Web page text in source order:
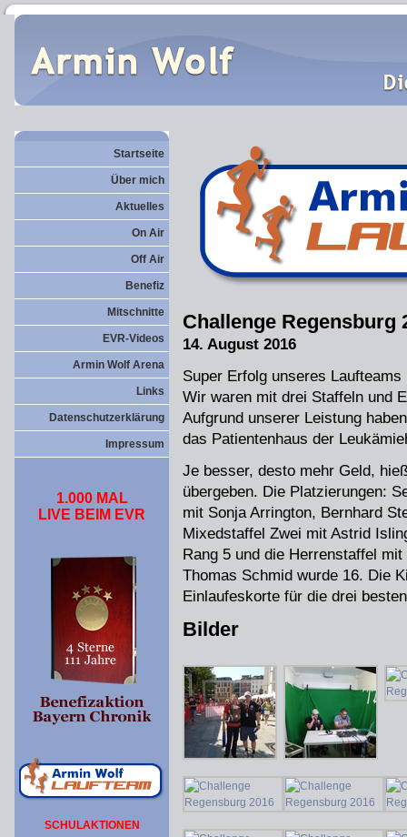
Startseite
Über mich
Aktuelles
On Air
Off Air
Benefiz
Mitschnitte
EVR-Videos
Armin Wolf Arena
Links
Datenschutzerklärung
Impressum
1.000 MAL
LIVE BEIM EVR
SCHULAKTIONEN
Challenge Regensburg
14. August 2016
Super Erfolg unseres
Wir waren mit drei Staffeln und
Aufgrund unserer Leistung
das Patientenhaus der
Je besser, desto mehr Geld,
übergeben. Die Platzierungen:
mit Sonja Arrington, Bernhard
Mixedstaffel Zwei mit Astrid
Rang 5 und die Herrenstaffel
Thomas Schmid wurde 16. Die
Einlaufeskorte für die drei
Bilder